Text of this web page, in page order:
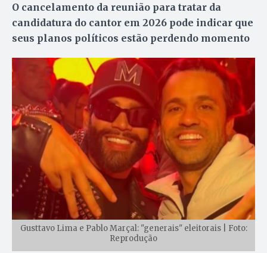
O cancelamento da reunião para tratar da
candidatura do cantor em 2026 pode indicar que
seus planos políticos estão perdendo momento
Gusttavo Lima e Pablo Marçal: "generais" eleitorais | Foto:
Reprodução